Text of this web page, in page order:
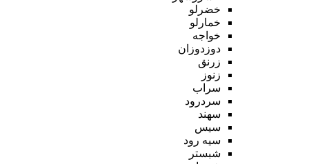
خضرلو
خمارلو
خواجه
دوزدوزان
زرنق
زنوز
سراب
سردرود
سهند
سیس
سیه رود
شبستر